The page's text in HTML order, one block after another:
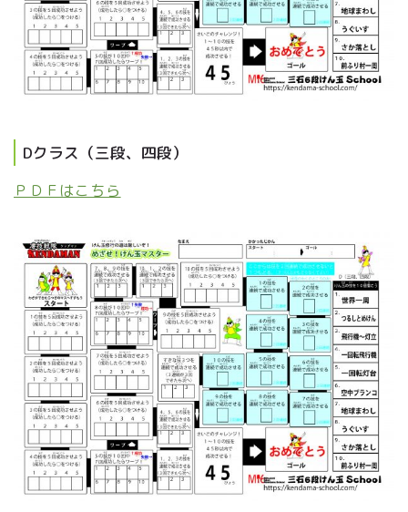
Dクラス（三段、四段）
ＰＤＦはこちら